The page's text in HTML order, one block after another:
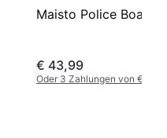
Maisto Police Boat
€ 43,99
Oder 3 Zahlungen von €